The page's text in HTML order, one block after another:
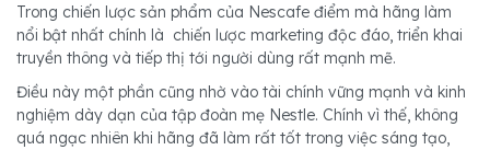
Trong chiến lược sản phẩm của Nescafe điểm mà hãng làm
nổi bật nhất chính là chiến lược marketing độc đáo, triển khai
truyền thông và tiếp thị tới người dùng rất mạnh mẽ.
Điều này một phần cũng nhờ vào tài chính vững mạnh và kinh
nghiệm dày dạn của tập đoàn mẹ Nestle. Chính vì thế, không
quá ngạc nhiên khi hãng đã làm rất tốt trong việc sáng tạo,